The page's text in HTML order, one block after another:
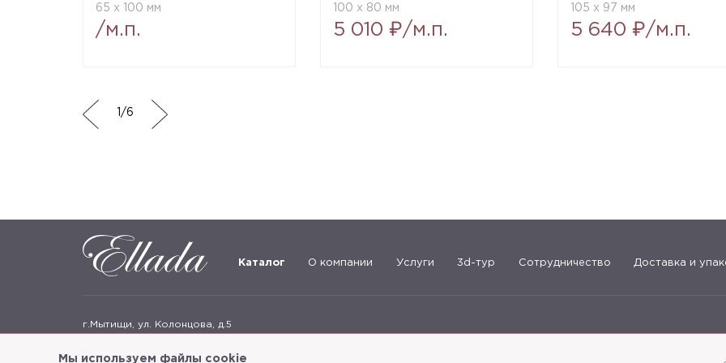
Мы используем файлы cookie
65 x 100 мм
/м.п.
100 x 80 мм
5 010 ₽/м.п.
105 x 97 мм
5 640 ₽/м.п.
/6
Каталог О компании Услуги 3d-тур Сотрудничество Доставка и
г.Мытищи, ул. Колонцова, д.5
+7(495) 625-05-50 +7 (495) 637-68-07